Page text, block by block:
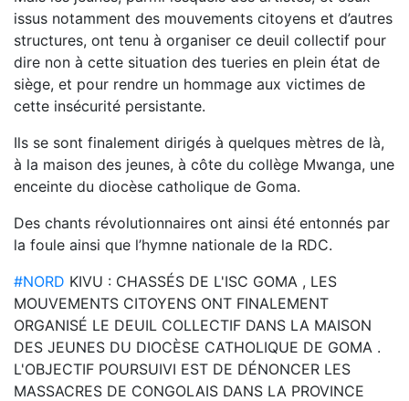
issus notamment des mouvements citoyens et d’autres
structures, ont tenu à organiser ce deuil collectif pour
dire non à cette situation des tueries en plein état de
siège, et pour rendre un hommage aux victimes de
cette insécurité persistante.
Ils se sont finalement dirigés à quelques mètres de là,
à la maison des jeunes, à côte du collège Mwanga, une
enceinte du diocèse catholique de Goma.
Des chants révolutionnaires ont ainsi été entonnés par
la foule ainsi que l’hymne nationale de la RDC.
#NORD KIVU : CHASSÉS DE L'ISC GOMA , LES
MOUVEMENTS CITOYENS ONT FINALEMENT
ORGANISÉ LE DEUIL COLLECTIF DANS LA MAISON
DES JEUNES DU DIOCÈSE CATHOLIQUE DE GOMA .
L'OBJECTIF POURSUIVI EST DE DÉNONCER LES
MASSACRES DE CONGOLAIS DANS LA PROVINCE